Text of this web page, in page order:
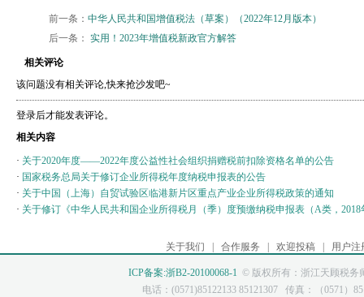
前一条： 中华人民共和国增值税法（草案）（2022年12月版本）
后一条： 实用！2023年增值税新政官方解答
相关评论
该问题没有相关评论,快来抢沙发吧~
登录后才能发表评论。
相关内容
· 关于2020年度——2022年度公益性社会组织捐赠税前扣除资格名单的公告
· 国家税务总局关于修订企业所得税年度纳税申报表的公告
· 关于中国（上海）自贸试验区临港新片区重点产业企业所得税政策的通知
· 关于修订《中华人民共和国企业所得税月（季）度预缴纳税申报表（A类，
关于我们 合作服务 欢迎投稿 用户注
ICP备案:浙B2-20100068-1 © 版权所有：浙江天顾税务
电话：(0571)85122133 85121307 传真：（0571）